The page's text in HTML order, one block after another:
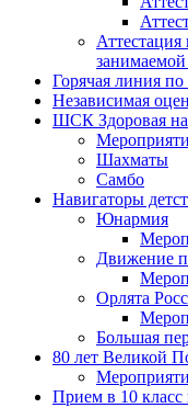
Аттестация
Горячая линия по
Независимая
ШСК Здоровая
Шахматы
Самбо
Навигаторы
Юнармия
Движение
Орлята
Большая
80 лет Великой
Прием в 10 класс